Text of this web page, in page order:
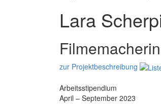
Lara
zur Projektbeschreibung
Arbeitsstipendium
April – September 2023